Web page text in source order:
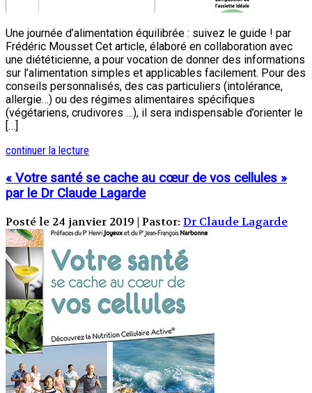
Une journée d’alimentation équilibrée : suivez le guide ! par
Frédéric Mousset Cet article, élaboré en collaboration avec
une diététicienne, a pour vocation de donner des informations
sur l’alimentation simples et applicables facilement. Pour des
conseils personnalisés, des cas particuliers (intolérance,
allergie…) ou des régimes alimentaires spécifiques
(végétariens, crudivores …), il sera indispensable d’orienter le
[…]
continuer la lecture
« Votre santé se cache au cœur de vos cellules »
par le Dr Claude Lagarde
Posté le 24 janvier 2019 | Pastor: Dr Claude Lagarde